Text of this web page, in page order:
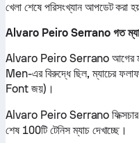
খেলা শেষে পরিসংখ্যান আপডেট করা
Alvaro Peiro Serrano গত
Alvaro Peiro Serrano আগের
Men-এর বিরুদ্ধে ছিল, ম্যাচের
Font জয়)।
Alvaro Peiro Serrano ফিক্সচার
শেষ 100টি টেনিস ম্যাচ দেখাচ্ছে।